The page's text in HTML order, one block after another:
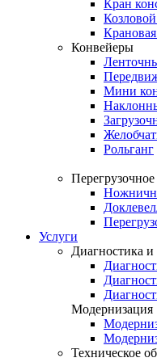
Кран
Крановая
Конвейеры
Мини
Рольганг
Услуги
Диагностика
Модернизация
Техническое